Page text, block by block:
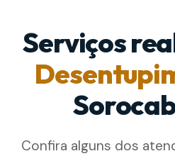
Serviços
Confira alguns dos